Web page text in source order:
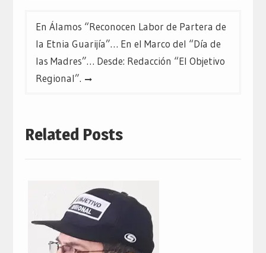
En Álamos “Reconocen Labor de Partera de
la Etnia Guarijía”… En el Marco del “Día de
las Madres”… Desde: Redacción “El Objetivo
Regional”.
Related Posts